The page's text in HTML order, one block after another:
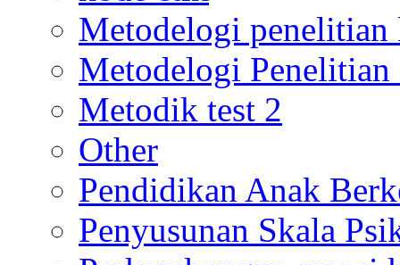
Metodelogi
Metodelogi
Metodik test 2
Other
Pendidikan Anak
Penyusunan Skala